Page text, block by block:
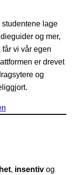
lage
og mer,
vi vår egen
er drevet
og
, insentiv og